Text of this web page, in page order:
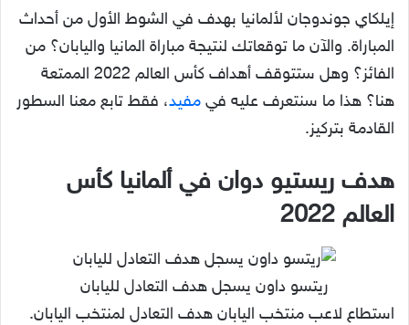
إيلكاي جوندوجان لألمانيا بهدف في الشوط الأول من أحداث
المباراة. والآن ما توقعاتك لنتيجة مباراة المانيا واليابان؟ من
الفائز؟ وهل ستتوقف أهداف كأس العالم 2022 الممتعة
هنا؟ هذا ما سنتعرف عليه في مفيد، فقط تابع معنا السطور
القادمة بتركيز.
هدف ريستيو دوان في ألمانيا كأس
العالم 2022
ريتسو داون يسجل هدف التعادل لليابان
استطاع لاعب منتخب اليابان هدف التعادل لمنتخب اليابان.